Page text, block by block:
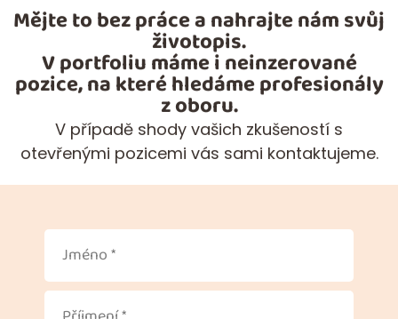
Mějte to bez práce a nahrajte nám svůj
životopis.
V portfoliu máme i neinzerované
pozice, na které hledáme profesionály
z oboru.
V případě shody vašich zkušeností s
otevřenými pozicemi vás sami kontaktujeme.